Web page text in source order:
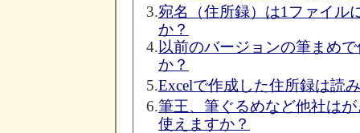
3.宛名（住所録）は1ファイル
か？
4.以前のバージョンの筆まめ
か？
5.Excelで作成した住所録は読
6.筆王、筆ぐるめなど他社は
使えますか？